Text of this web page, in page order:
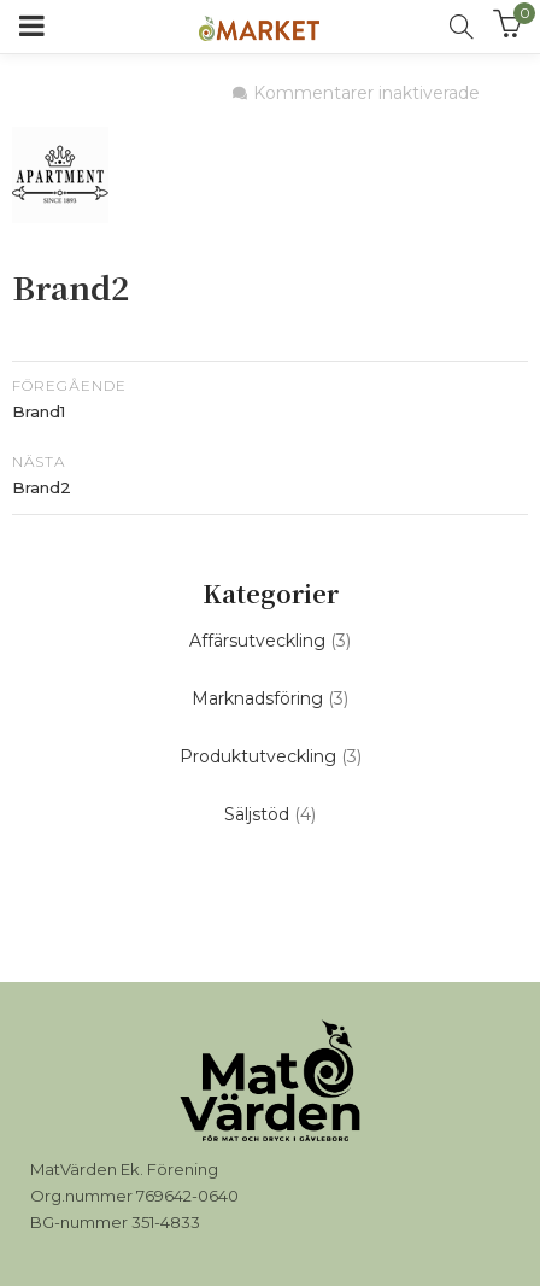
0
Kommentarer inaktiverade
Brand2
FÖREGÅENDE
Brand1
NÄSTA
Brand2
Kategorier
Affärsutveckling (3)
Marknadsföring (3)
Produktutveckling (3)
Säljstöd (4)
MatVärden Ek. Förening
Org.nummer 769642-0640
BG-nummer 351-4833